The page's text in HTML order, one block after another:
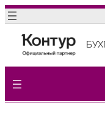
Перейти
содержимому